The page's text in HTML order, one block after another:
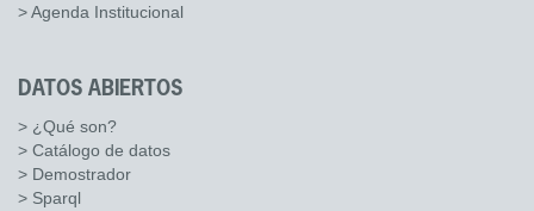
> Agenda Institucional
DATOS ABIERTOS
> ¿Qué son?
> Catálogo de datos
> Demostrador
> Sparql